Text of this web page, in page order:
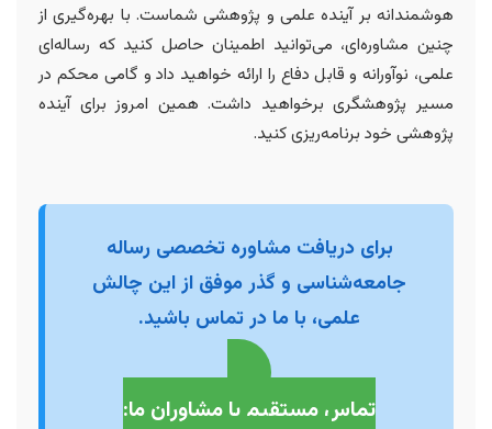
هوشمندانه بر آینده علمی و پژوهشی شماست. با بهره‌گیری از
چنین مشاوره‌ای، می‌توانید اطمینان حاصل کنید که رساله‌ای
علمی، نوآورانه و قابل دفاع را ارائه خواهید داد و گامی محکم در
مسیر پژوهشگری برخواهید داشت. همین امروز برای آینده
پژوهشی خود برنامه‌ریزی کنید.
برای دریافت مشاوره تخصصی رساله
جامعه‌شناسی و گذر موفق از این چالش
علمی، با ما در تماس باشید.
تماس مستقیم با مشاوران ما: